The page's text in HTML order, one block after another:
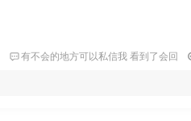
有不会的地方可以私信我 看到了会回